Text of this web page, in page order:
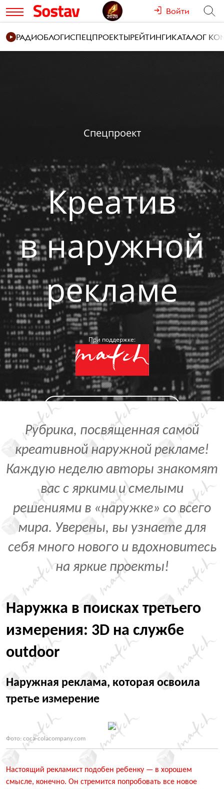
Войти
РАДИОБЛОГИСПЕЦПРОЕКТЫРЕЙТИНГИКАТАЛОГ
Спецпроект
Креатив
в наружной
рекламе
При поддержке:
ПОБЛАГОДАРИТЬ СПОНСОРА
Рубрика, посвященная самой
креативной наружной рекламе!
Каждую неделю авторы знакомят
вас с яркими и смелыми
решениями в «наружке» со всего
мира. Уверены, вы узнаете для
себя много нового и вдохновитесь
на яркие проекты!
Наружка в поисках третьего
измерения: 3D на службе
outdoor
Наружная реклама, которая освоила
третье измерение
Фото: coca-colacompany.com
Настоящий рекламист подобен ребенку — в хорошем
смысле, конечно. Он стремится попробовать все новое